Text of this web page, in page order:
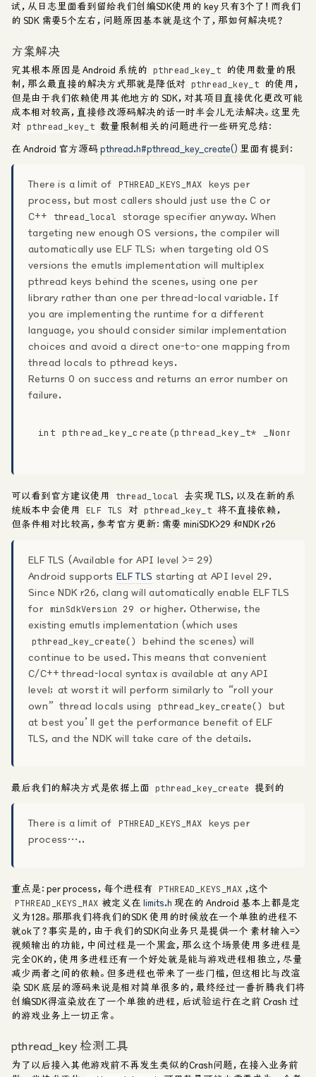
试，从日志里面看到留给我们创编SDK使用的 key 只有3个了！而我们
的 SDK 需要5个左右，问题原因基本就是这个了，那如何解决呢？
方案解决
究其根本原因是 Android 系统的 pthread_key_t
的使用数量的限
制，那么最直接的解决方式那就是降低对 pthread_key_t
的使用，
但是由于我们依赖使用其他地方的 SDK，对其项目直接优化更改可能
成本相对较高，直接修改源码解决的话一时半会儿无法解决。这里先
对 pthread_key_t 数量限制相关的问题进行一些研究总结：
在 Android 官方源码 pthread.h#pthread_key_create() 里面有提到：
There is a limit of PTHREAD_KEYS_MAX
keys per
process, but most callers should just use the C or
C++
thread_local
storage specifier anyway. When
targeting new enough OS versions, the compiler will
automatically use ELF TLS; when targeting old OS
versions the emutls implementation will multiplex
pthread keys behind the scenes, using one per
library rather than one per thread-local variable. If
you are implementing the runtime for a different
language, you should consider similar implementation
choices and avoid a direct one-to-one mapping from
thread locals to pthread keys.
Returns 0 on success and returns an error number on
failure.
int pthread_key_create(pthread_key_t*
可以看到官方建议使用 thread_local 去实现 TLS，以及在新的系
统版本中会使用
ELF TLS 对 pthread_key_t 将不直接依赖，
但条件相对比较高，参考官方更新：需要 miniSDK>29 和NDK r26
ELF TLS (Available for API level >= 29)
Android supports ELF TLS starting at API level 29.
Since NDK r26, clang will automatically enable ELF TLS
for
minSdkVersion 29 or higher. Otherwise, the
existing emutls implementation (which uses
pthread_key_create()
behind the scenes) will
continue to be used. This means that convenient
C/C++ thread-local syntax is available at any API
level; at worst it will perform similarly to “roll your
own” thread locals using
pthread_key_create()
but
at best you’ll get the performance benefit of ELF
TLS, and the NDK will take care of the details.
最后我们的解决方式是依据上面 pthread_key_create 提到的
There is a limit of PTHREAD_KEYS_MAX
keys per
process…..
重点是： per process，每个进程有 PTHREAD_KEYS_MAX ,这个
PTHREAD_KEYS_MAX 被定义在limits.h 现在的 Android 基本上都是定
义为128。那那我们将我们的SDK 使用的时候放在一个单独的进程不
就ok了？事实是的，由于我们的SDK向业务只是提供一个 素材输入=>
视频输出的功能，中间过程是一个黑盒，那么这个场景使用多进程是
完全OK的，使用多进程还有一个好处就是能与游戏进程相独立，尽量
减少两者之间的依赖。但多进程也带来了一些门槛，但这相比与改渲
染 SDK 底层的源码来说是相对简单很多的，最终经过一番折腾我们将
创编SDK得渲染放在了一个单独的进程，后试验运行在之前 Crash 过
的游戏业务上一切正常。
pthread_key 检测工具
为了以后接入其他游戏前不再发生类似的Crash问题，在接入业务前